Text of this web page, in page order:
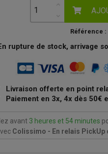
Référence :
rupture de stock, arrivage
Livraison offerte en point
Paiement en 3x, 4x dès 50€
avant 3 heures et 54 minutes
Colissimo - En relais PickUp